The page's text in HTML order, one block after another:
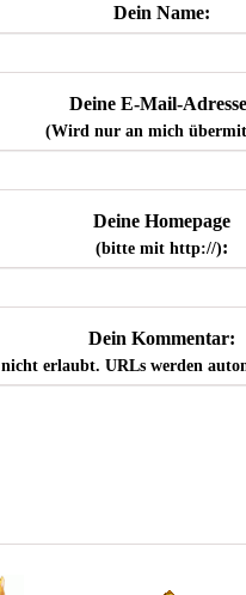
Dein Name:
Deine E-Mail-
(Wird nur an mich
Deine Homepage
(bitte mit http://):
Dein Kommentar:
nichterlaubt. URLs werden